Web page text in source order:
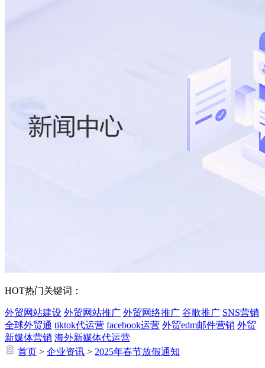
HOT热门关键词：
外贸网站建设 外贸网站推广 外贸网络推广 谷歌推广 SNS营销
全球外贸通 tiktok代运营 facebook运营 外贸edm邮件营销 外贸
新媒体营销 海外新媒体代运营
首页 > 企业资讯 > 2025年春节放假通知